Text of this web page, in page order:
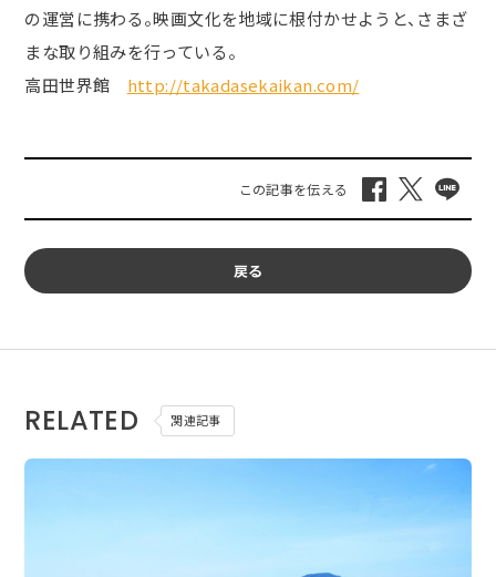
の運営に携わる。映画文化を地域に根付かせようと、さまざ
まな取り組みを行っている。
高田世界館 http://takadasekaikan.com/
戻る
RELATED 関連記事